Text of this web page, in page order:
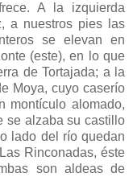
A la izquierda
a nuestros pies las
se elevan en
(este), en lo que
de Tortajada; a la
Moya, cuyo caserío
montículo alomado,
se alzaba su castillo
lado del río quedan
Rinconadas, éste
son aldeas de